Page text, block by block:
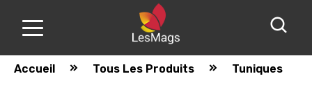
Accueil Tous Les Produits Tuniques